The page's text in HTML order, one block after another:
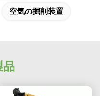
空気の掘削装置
品